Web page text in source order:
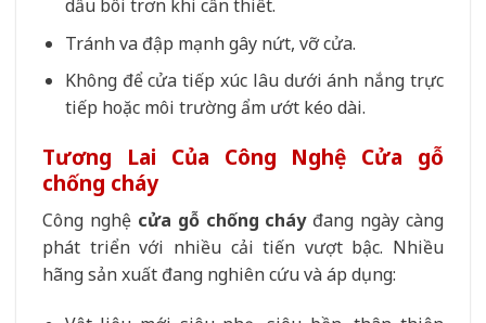
dầu bôi trơn khi cần thiết.
Tránh va đập mạnh gây nứt, vỡ cửa.
Không để cửa tiếp xúc lâu dưới ánh nắng trực
tiếp hoặc môi trường ẩm ướt kéo dài.
Tương Lai Của Công Nghệ Cửa gỗ
chống cháy
Công nghệ cửa gỗ chống cháyđang ngày càng
phát triển với nhiều cải tiến vượt bậc. Nhiều
hãng sản xuất đang nghiên cứu và áp dụng: